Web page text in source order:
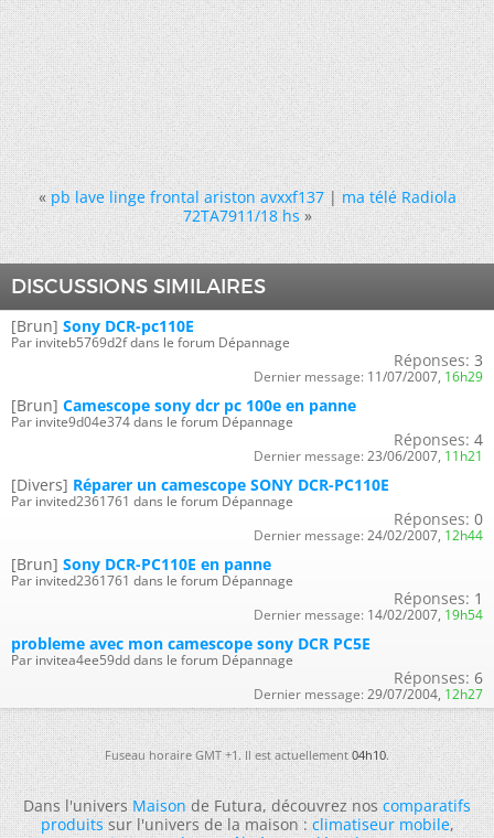
« pb lave linge frontal ariston avxxf137|ma télé Radiola
72TA7911/18 hs »
DISCUSSIONS SIMILAIRES
[Brun] Sony DCR-pc110E
Par inviteb5769d2f dans le forum Dépannage
Réponses: 3
Dernier message: 11/07/2007, 16h29
[Brun] Camescope sony dcr pc 100e en panne
Par invite9d04e374 dans le forum Dépannage
Réponses: 4
Dernier message: 23/06/2007, 11h21
[Divers] Réparer un camescope SONY DCR-PC110E
Par invited2361761 dans le forum Dépannage
Réponses: 0
Dernier message: 24/02/2007, 12h44
[Brun] Sony DCR-PC110E en panne
Par invited2361761 dans le forum Dépannage
Réponses: 1
Dernier message: 14/02/2007, 19h54
probleme avec mon camescope sony DCR PC5E
Par invitea4ee59dd dans le forum Dépannage
Réponses: 6
Dernier message: 29/07/2004, 12h27
Fuseau horaire GMT +1. Il est actuellement04h10.
Dans l'universMaisonde Futura, découvrez noscomparatifs
produitssur l'univers de la maison :climatiseur mobile,